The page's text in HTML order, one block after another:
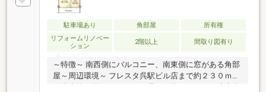
駐車場あり 角部屋
所有権
リフォームリノベー
ション
2階以上 間取り図有り
～特徴～ 南西側にバルコニー、南東側に窓がある角部
屋～周辺環境～ フレスタ呉駅ビル店まで約２３０ｍ
（徒歩約３分） ゆめタウン呉まで約５２０ｍ（徒歩約